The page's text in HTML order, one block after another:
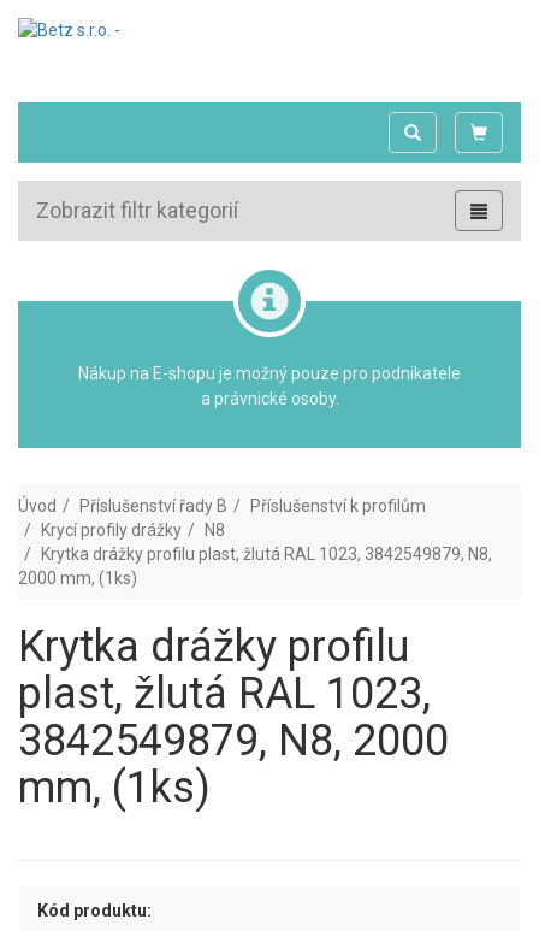
Zobrazit filtr kategorií
Nákup na E-shopu je možný pouze pro podnikatele
a právnické osoby.
Úvod Příslušenství řady B
Příslušenství k profilům
Krycí profily drážky
N8
Krytka drážky profilu plast, žlutá RAL 1023, 3842549879, N8,
2000 mm, (1ks)
Krytka drážky profilu
plast, žlutá RAL 1023,
3842549879, N8, 2000
mm, (1ks)
Kód produktu: